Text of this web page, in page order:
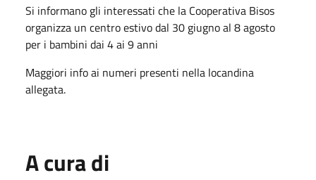
Si informano gli interessati che la Cooperativa Bisos
organizza un centro estivo dal 30 giugno al 8 agosto
per i bambini dai 4 ai 9 anni
Maggiori info ai numeri presenti nella locandina
allegata.
A cura di